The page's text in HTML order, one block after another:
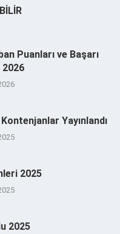
Puanları ve Başarı
2026
Yayınlandı
2025
2025